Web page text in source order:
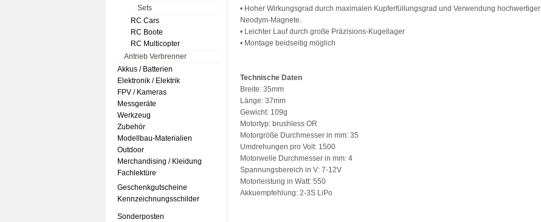
Sets
RC Cars
RC Boote
RC Multicopter
Antrieb Verbrenner
Akkus / Batterien
Elektronik / Elektrik
FPV / Kameras
Messgeräte
Werkzeug
Zubehör
Modellbau-Materialien
Outdoor
Merchandising / Kleidung
Fachlektüre
Geschenkgutscheine
Kennzeichnungsschilder
Sonderposten
• Hoher Wirkungsgrad durch maximalen Kupferfüllungsgrad und Verwendung hochwertiger
Neodym-Magnete.
• Leichter Lauf durch große Präzisions-Kugellager
• Montage beidseitig möglich
Technische Daten
Breite: 35mm
Länge: 37mm
Gewicht: 109g
Motortyp: brushless OR
Motorgröße Durchmesser in mm: 35
Umdrehungen pro Volt: 1500
Motorwelle Durchmesser in mm: 4
Spannungsbereich in V: 7-12V
Motorleistung in Watt: 550
Akkuempfehlung: 2-3S LiPo